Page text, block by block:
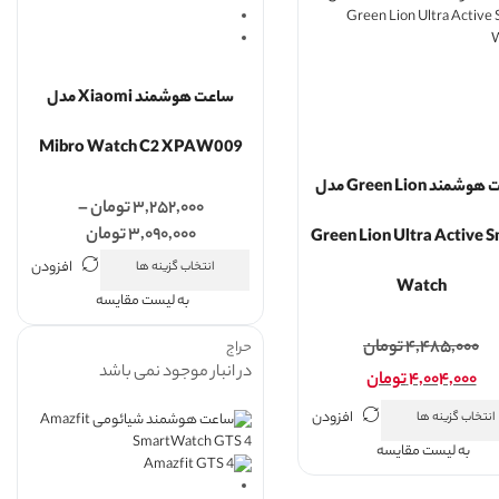
ساعت هوشمند Green Lion مدل
Green Lion Ultra Active
Watch
۴,۴۸۵,۰۰۰تومان
۴,۰۰۴,۰۰۰تومان
انتخاب گزینه ها
افزودن
به لیست مقایسه
ساعت هوشمند Xiaomi مدل
Mibro Watch C2 XPAW009
۳,۲۵۲,۰۰۰تومان–
۳,۰۹۰,۰۰۰تومان
انتخاب گزینه ها
افزودن
به لیست مقایسه
حراج
در انبار موجود نمی باشد